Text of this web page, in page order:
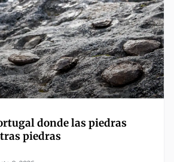
donde las piedras
piedras